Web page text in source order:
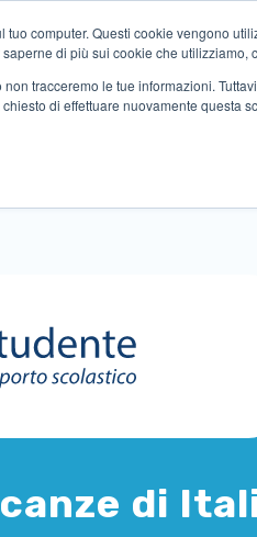
tuo computer. Questi cookie vengono
di più sui cookie che utilizziamo,
tracceremo le tue informazioni.
di effettuare nuovamente questa
di